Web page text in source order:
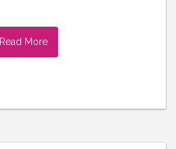
Read More